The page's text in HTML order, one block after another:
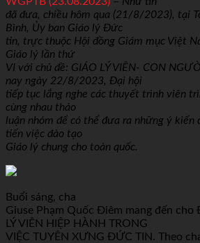
đã đưa, chiều hôm qua (21/8/2023), tại
Bình, Ủy ban Giáo lý Đức
tin, trực thuộc Hội đồng Giám mục Việt
Giáo lý lần thứ
VI với chủ đề: GIÁO LÝ VIÊN- CON
nay ngày 22/8/2023, Đại hội
tiếp tục lắng nghe các thuyết trình viên
cùng nhau thảo
luận nhóm để có thể đưa ra những ý kiến
tiến việc đào tạo
Giáo lý chung cho toàn quốc.
Buổi sáng, cha
Giuse Phạm Quốc Điêm mang đến cho
LÝ VIÊN HIỆP HÀNH TRONG
VIỆC TUYÊN XƯNG ĐỨC TIN. Theo